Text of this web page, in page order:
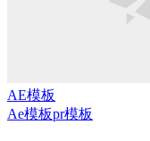
AE模板
Ae模板pr模板